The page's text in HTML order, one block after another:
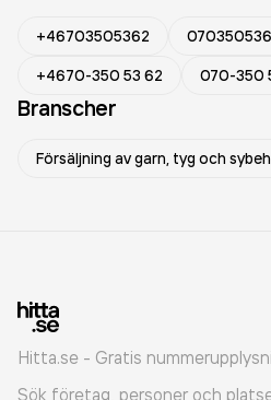
+46703505362
+4670-350 53 62
070-350
Branscher
Försäljning av garn, tyg och
Hitta.se - Gratis
Sök företag, personer och